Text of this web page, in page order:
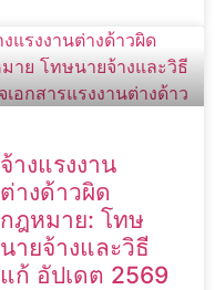
จ้างแรงงาน
ต่างด้าวผิด
กฎหมาย: โทษ
นายจ้างและวิธี
แก้ อัปเดต 2569